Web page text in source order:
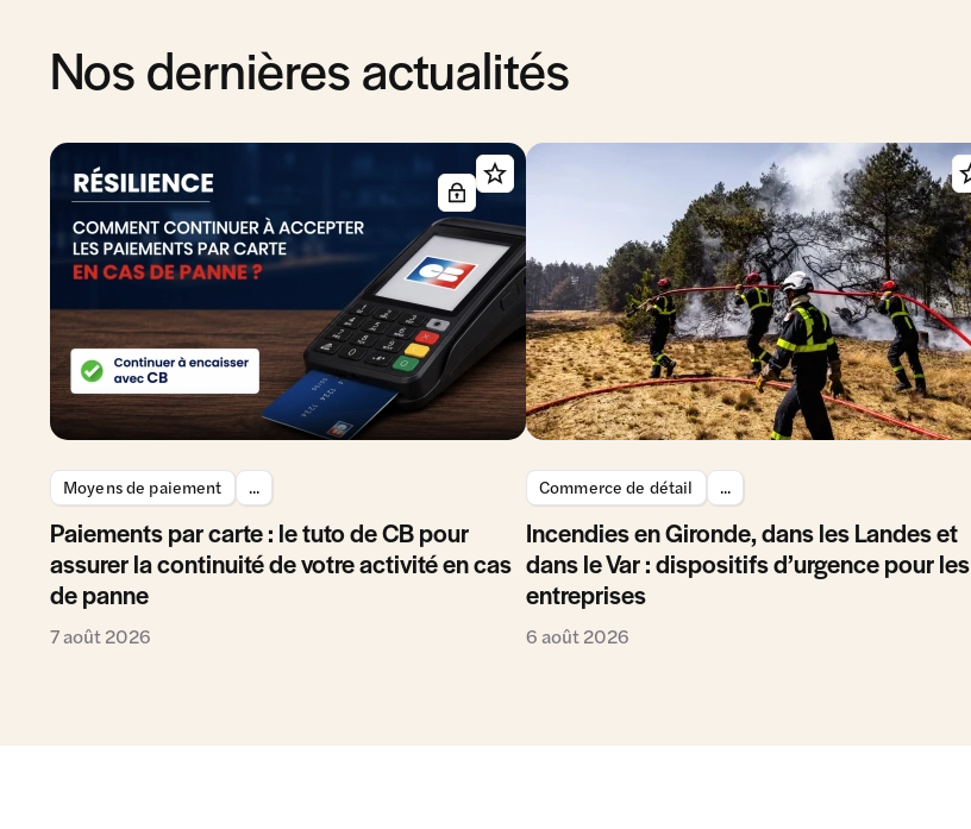
Nos dernières actualités
Moyens de paiement ...
Paiements par carte : le tuto de CB pour
assurer la continuité de votre activité en cas
de panne
7 août 2026
Commerce de détail ...
Incendies en Gironde, dans les Landes et
dans le Var : dispositifs d’urgence pour les
entreprises
6 août 2026